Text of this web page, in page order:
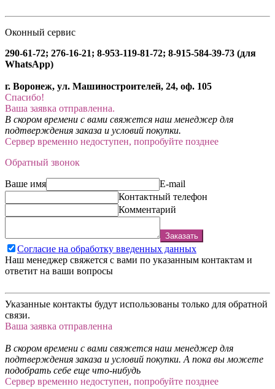
Оконный сервис
290-61-72; 276-16-21; 8-953-119-81-72; 8-915-584-39-73 (для
WhatsApp)
г. Воронеж, ул. Машиностроителей, 24, оф. 105
Спасибо!
Ваша заявка отправленна.
В скором времени с вами свяжется наш менеджер для
подтверждения заказа и условий покупки.
Сервер временно недоступен, попробуйте позднее
Обратный звонок
Ваше имя
E-mail
Контактный телефон
Комментарий
Заказать
Согласие на обработку введенных данных
Наш менеджер свяжется с вами по указанным контактам и
ответит на ваши вопросы
Указанные контакты будут использованы только для обратной
связи.
Ваша заявка отправленна
В скором времени с вами свяжется наш менеджер для
подтверждения заказа и условий покупки. А пока вы можете
подобрать себе еще что-нибудь
Сервер временно недоступен, попробуйте позднее